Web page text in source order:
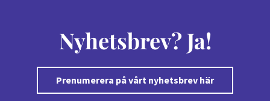
Nyhetsbrev? Ja!
Prenumerera på vårt nyhetsbrev här